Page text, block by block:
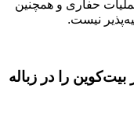
حفاری و همچنین
نیست.